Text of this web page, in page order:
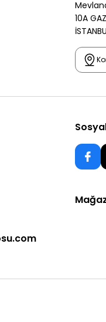
10A